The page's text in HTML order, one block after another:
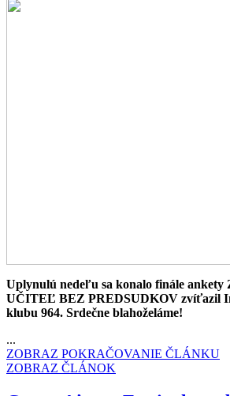
Uplynulú nedeľu sa konalo finále ankety
UČITEĽ BEZ PREDSUDKOV zvíťazil
klubu 964. Srdečne blahoželáme!
...
ZOBRAZ POKRAČOVANIE ČLÁNKU
ZOBRAZ ČLÁNOK